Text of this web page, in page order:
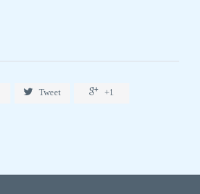
 Tweet  +1